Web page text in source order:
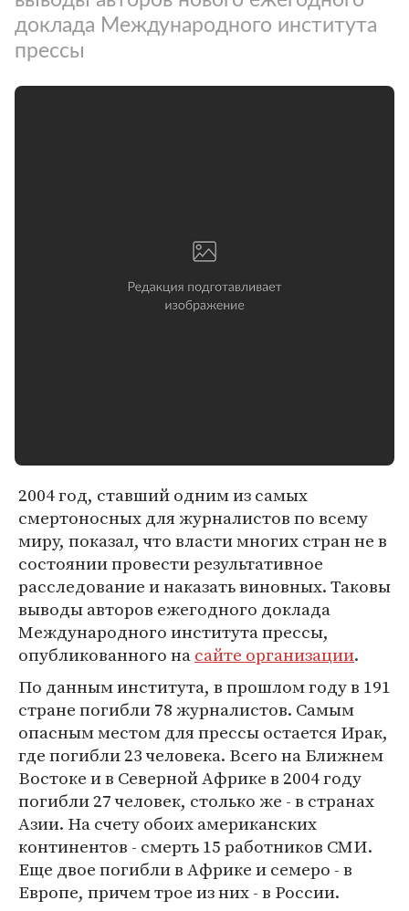
доклада Международного института
прессы
2004 год, ставший одним из самых
смертоносных для журналистов по всему
миру, показал, что власти многих стран не в
состоянии провести результативное
расследование и наказать виновных. Таковы
выводы авторов ежегодного доклада
Международного института прессы,
опубликованного насайте организации.
По данным института, в прошлом году в 191
стране погибли 78 журналистов. Самым
опасным местом для прессы остается Ирак,
где погибли 23 человека. Всего на Ближнем
Востоке и в Северной Африке в 2004 году
погибли 27 человек, столько же - в странах
Азии. На счету обоих американских
континентов - смерть 15 работников СМИ.
Еще двое погибли в Африке и семеро - в
Европе, причем трое из них - в России.